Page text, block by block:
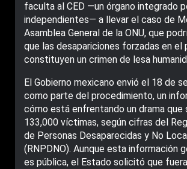
faculta al CED —un órgano integrado
independientes— a llevar el caso de
Asamblea General de la ONU, que
que las desapariciones forzadas en el
constituyen un crimen de lesa
El Gobierno mexicano envió el 18 de
como parte del procedimiento, un
cómo está enfrentando un drama que
133,000 víctimas, según cifras del
de Personas Desaparecidas y No
(RNPDNO). Aunque esta información
es pública, el Estado solicitó que